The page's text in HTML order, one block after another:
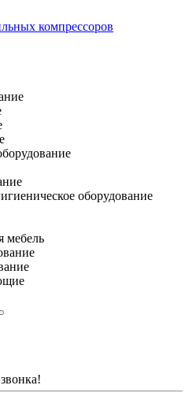
компрессоров
оборудование
мебель